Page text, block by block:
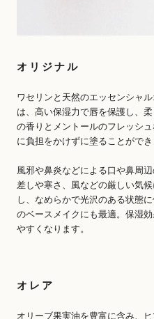
オリジナル
ワセリンと天然のエッセンシャ
は、高い保湿力で唇を保護し、
の香りとメントールのフレッシ
に負担をかけずに塗ることができ
風邪や鼻炎などによる口や鼻周
差しや寒さ、風などの厳しい気
し、なめらかで光沢のある状態
のベースメイクにも最適。保湿
やすくなります。
オレア
オリーブ果実油を豊富に含み、